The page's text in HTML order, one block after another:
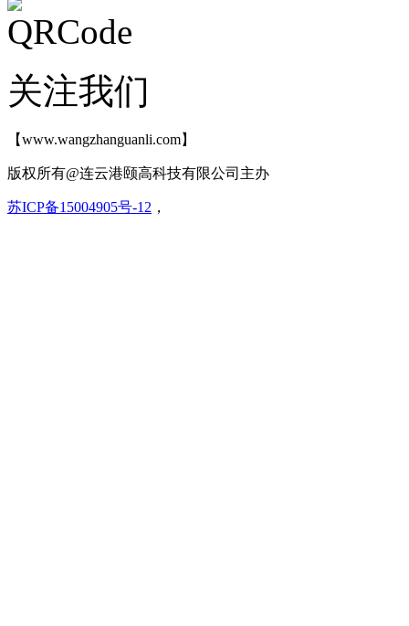
关注我们
【www.wangzhanguanli.com】
版权所有@连云港颐高科技有限公司主办
苏ICP备15004905号-12 ，